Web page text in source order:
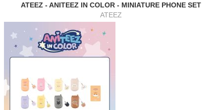
ATEEZ - ANITEEZ IN COLOR - MINIATURE PHONE SET
ATEEZ